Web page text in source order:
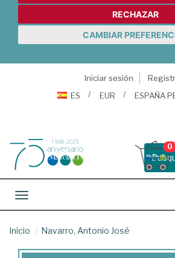
RECHAZAR
CAMBIAR
Iniciar sesión
ES
EUR ESPAÑA
0
Toggle navigation
Inicio Navarro, Antonio José